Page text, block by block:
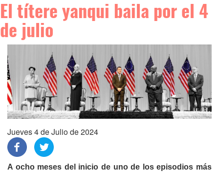
El títere yanqui baila por el 4
de julio
Jueves 4 de Julio de 2024
A ocho meses del inicio de uno de los episodios más